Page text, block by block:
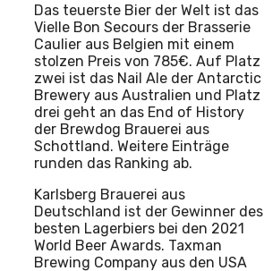
Das teuerste Bier der Welt ist das
Vielle Bon Secours der Brasserie
Caulier aus Belgien mit einem
stolzen Preis von 785€. Auf Platz
zwei ist das Nail Ale der Antarctic
Brewery aus Australien und Platz
drei geht an das End of History
der Brewdog Brauerei aus
Schottland. Weitere Einträge
runden das Ranking ab.
Karlsberg Brauerei aus
Deutschland ist der Gewinner des
besten Lagerbiers bei den 2021
World Beer Awards. Taxman
Brewing Company aus den USA